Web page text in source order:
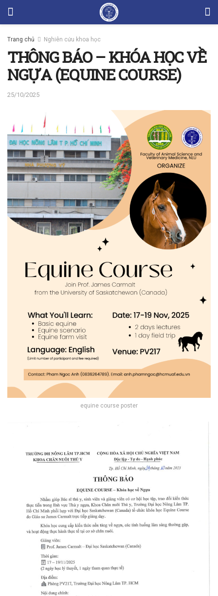
Trang chủ Nghiên cứu khoa học
THÔNG BÁO – KHÓA HỌC VỀ
NGỰA (EQUINE COURSE)
25/10/2025
equine course poster